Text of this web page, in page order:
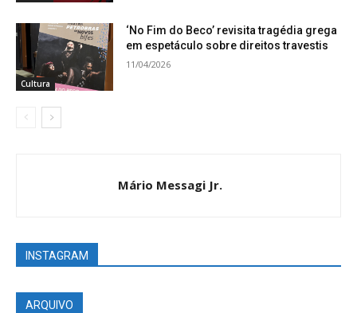
Cultura
‘No Fim do Beco’ revisita tragédia grega
em espetáculo sobre direitos travestis
11/04/2026
Mário Messagi Jr.
INSTAGRAM
ARQUIVO